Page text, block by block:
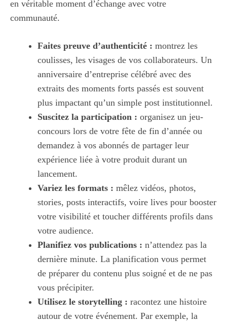
en véritable moment d’échange avec votre
communauté.
Faites preuve d’authenticité : montrez les
coulisses, les visages de vos collaborateurs. Un
anniversaire d’entreprise célébré avec des
extraits des moments forts passés est souvent
plus impactant qu’un simple post institutionnel.
Suscitez la participation : organisez un jeu-
concours lors de votre fête de fin d’année ou
demandez à vos abonnés de partager leur
expérience liée à votre produit durant un
lancement.
Variez les formats : mêlez vidéos, photos,
stories, posts interactifs, voire lives pour booster
votre visibilité et toucher différents profils dans
votre audience.
Planifiez vos publications : n’attendez pas la
dernière minute. La planification vous permet
de préparer du contenu plus soigné et de ne pas
vous précipiter.
Utilisez le storytelling : racontez une histoire
autour de votre événement. Par exemple, la